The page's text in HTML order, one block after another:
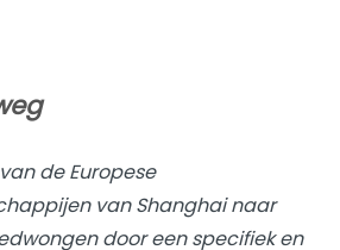
de Europese
van Shanghai naar
door een specifiek en